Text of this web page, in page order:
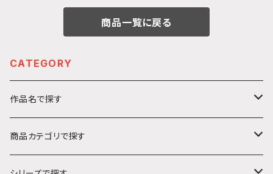
商品一覧に戻る
CATEGORY
作品名で探す
カ行
ガールズ＆パンツァー
商品カテゴリで探す